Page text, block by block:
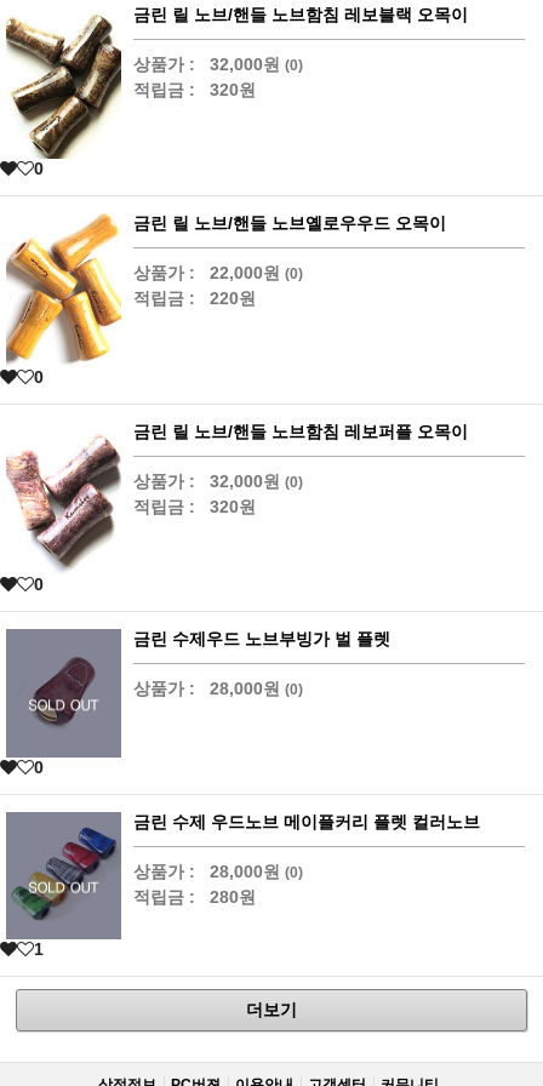
금린 릴 노브/핸들 노브함침 레보블랙 오목이
상품가 : 32,000원 (0)
적립금 : 320원
0
금린 릴 노브/핸들 노브옐로우우드 오목이
상품가 : 22,000원 (0)
적립금 : 220원
0
금린 릴 노브/핸들 노브함침 레보퍼플 오목이
상품가 : 32,000원 (0)
적립금 : 320원
0
금린 수제우드 노브부빙가 벌 플렛
상품가 : 28,000원 (0)
0
금린 수제 우드노브 메이플커리 플렛 컬러노브
상품가 : 28,000원 (0)
적립금 : 280원
1
더보기